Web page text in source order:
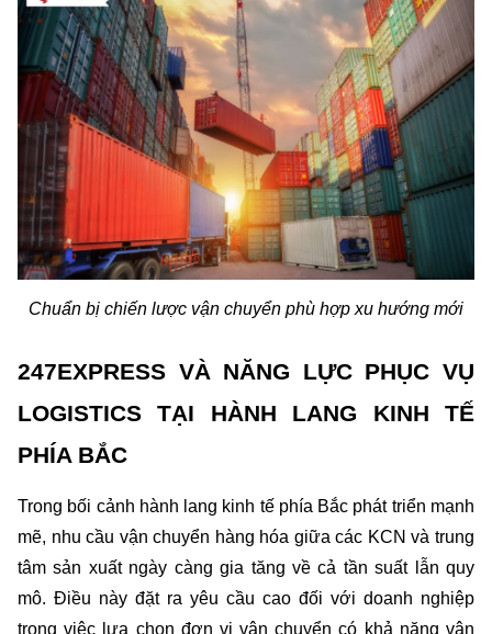
Chuẩn bị chiến lược vận chuyển phù hợp xu hướng mới
247EXPRESS VÀ NĂNG LỰC PHỤC VỤ
LOGISTICS TẠI HÀNH LANG KINH TẾ
PHÍA BẮC
Trong bối cảnh hành lang kinh tế phía Bắc phát triển mạnh
mẽ, nhu cầu vận chuyển hàng hóa giữa các KCN và trung
tâm sản xuất ngày càng gia tăng về cả tần suất lẫn quy
mô. Điều này đặt ra yêu cầu cao đối với doanh nghiệp
trong việc lựa chọn đơn vị vận chuyển có khả năng vận